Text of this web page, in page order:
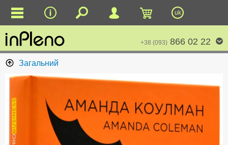
uk
+38 (093) 866 02 22
Загальний